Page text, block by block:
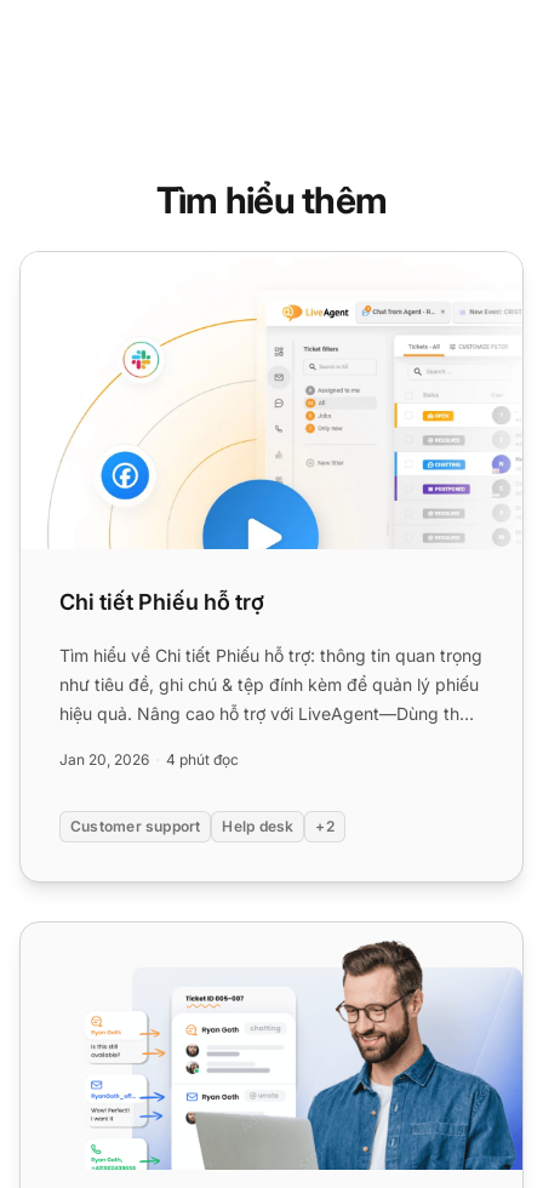
Tìm hiểu thêm
Chi tiết Phiếu hỗ trợ
Chi tiết Phiếu hỗ trợ
Tìm hiểu về Chi tiết Phiếu hỗ trợ: thông tin quan trọng
như tiêu đề, ghi chú & tệp đính kèm để quản lý phiếu
hiệu quả. Nâng cao hỗ trợ với LiveAgent—Dùng thử
Jan 20, 2026 4 phút đọc
Customer support Help desk +2
Tính năng hệ thống phiếu hỗ trợ